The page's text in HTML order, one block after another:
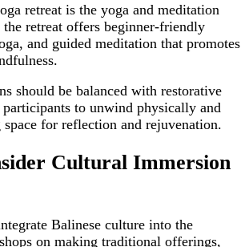
retreat is the yoga and meditation
retreat offers beginner-friendly
and guided meditation that promotes
should be balanced with restorative
to unwind physically and
for reflection and rejuvenation.
Cultural Immersion
Balinese culture into the
on making traditional offerings,